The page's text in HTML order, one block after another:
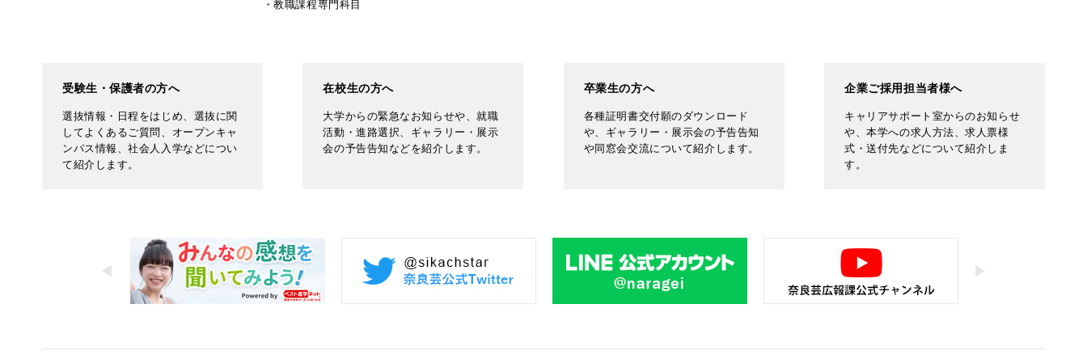
教職課程専門科目
受験生・保護者の方へ
選抜情報・日程をはじめ、選抜に関
してよくあるご質問、オープンキャ
ンパス情報、社会人入学などについ
て紹介します。
在校生の方へ
大学からの緊急なお知らせや、就職
活動・進路選択、ギャラリー・展示
会の予告告知などを紹介します。
卒業生の方へ
各種証明書交付願のダウンロード
や、ギャラリー・展示会の予告告知
や同窓会交流について紹介します。
企業ご採用担当者様へ
キャリアサポート室からのお知らせ
や、本学への求人方法、求人票様
式・送付先などについて紹介しま
す。